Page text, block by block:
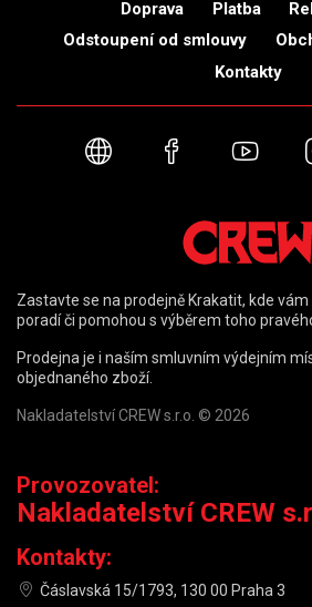
Doprava Platba
Odstoupení od smlouvy
Kontakty
Webové stránky
Facebook
Zastavte se na prodejně Krakatit, kde
poradí či pomohou s výběrem toho
Prodejna je i naším smluvním výdejním
objednaného zboží.
Nakladatelství CREW s.r.o. © 2026
Provozovatel:
Nakladatelství CREW
Kontakty:
Čáslavská 15/1793, 130 00 Praha 3